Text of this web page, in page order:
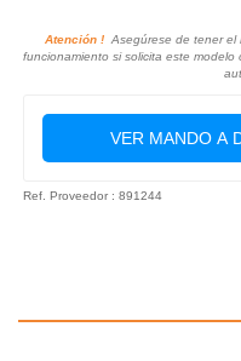
Atención ! Asegúrese de tener el
funcionamiento si solicita este modelo
VER MANDO A
Ref. Proveedor : 891244